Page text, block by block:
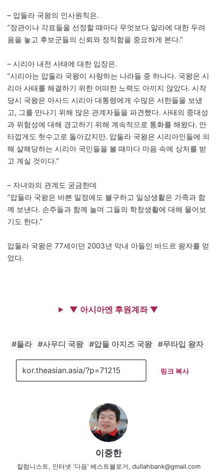
– 압둘라 국왕의 인사원칙은.
“장관이나 각료들을 선정할 때마다 무엇보다 알라에 대한 두려
움을 놓고 후보군들의 신뢰와 정직함을 중요하게 본다.”
– 시리아 내전 사태에 대한 입장은.
“시리아는 압둘라 국왕이 사랑하는 나라들 중 하나다. 국왕은 시
리아 사태를 해결하기 위한 어떠한 노력도 아끼지 않았다. 시작
당시 국왕은 아사드 시리아 대통령에게 수많은 서한들을 보냈
고, 그를 만나기 위해 많은 관계자들을 파견했다. 사태의 중대성
과 위험성에 대해 경고하기 위해 계속적으로 통화를 해왔다. 안
타깝게도 헛수고로 돌아갔지만. 압둘라 국왕은 시리아인들에 의
해 살해당하는 시리아 국민들을 볼 때마다 마음 속에 상처를 받
고 계실 것이다.”
– 자녀와의 관계도 궁금한데
“압둘라 국왕은 바쁜 일정에도 불구하고 일상생활은 가족과 함
께 보낸다. 손주들과 함께 놀며 그들의 학창생활에 대해 물어보
기도 한다.”
압둘라 국왕은 77세이던 2003년 막내 아들인 바드르 왕자를 얻
었다.
▼ 아시아엔 후원계좌 ▼
둘라 사우디 국왕 압둘 아지즈 국왕 무타입 왕자
링크 복사
이중한
칼럼니스트, 인터넷 '다음' 베스트블로거, dullahbank@gmail.com